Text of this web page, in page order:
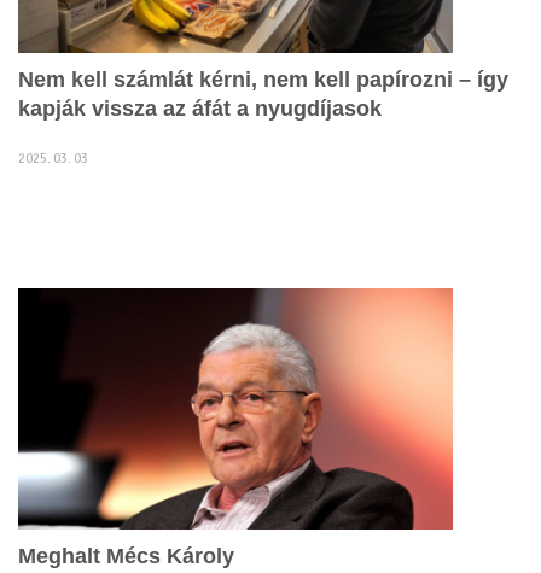
Nem kell számlát kérni, nem kell papírozni – így
kapják vissza az áfát a nyugdíjasok
2025. 03. 03
Meghalt Mécs Károly